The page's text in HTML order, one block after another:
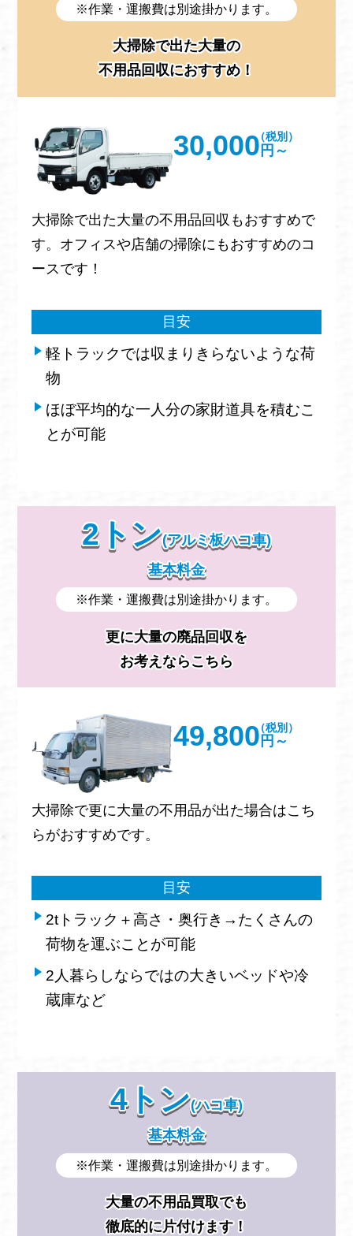
※作業・運搬費は別途掛かります。
大掃除で出た大量の
不用品回収におすすめ！
30,000 円～
（税別）
大掃除で出た大量の不用品回収もおすすめで
す。オフィスや店舗の掃除にもおすすめのコ
ースです！
目安
軽トラックでは収まりきらないような荷
物
ほぼ平均的な一人分の家財道具を積むこ
とが可能
2トン(アルミ板ハコ車)
基本料金
※作業・運搬費は別途掛かります。
更に大量の廃品回収を
お考えならこちら
49,800 円～
（税別）
大掃除で更に大量の不用品が出た場合はこち
らがおすすめです。
目安
2tトラック＋高さ・奥行き→たくさんの
荷物を運ぶことが可能
2人暮らしならではの大きいベッドや冷
蔵庫など
4トン(ハコ車)
基本料金
※作業・運搬費は別途掛かります。
大量の不用品買取でも
徹底的に片付けます！